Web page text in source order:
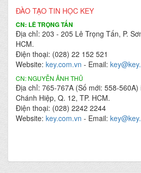
ĐÀO TẠO TIN HỌC KEY
CN: LÊ TRỌNG TẤN
Địa chỉ: 203 - 205 Lê Trọng Tấn, P.
HCM.
Điện thoại: (028) 22 152 521
Website: key.com.vn - Email:
CN: NGUYỄN ẢNH THỦ
Địa chỉ: 765-767A (Số mới: 558-560A)
Chánh Hiệp, Q. 12, TP. HCM.
Điện thoại: (028) 2242 2244
Website: key.com.vn - Email: